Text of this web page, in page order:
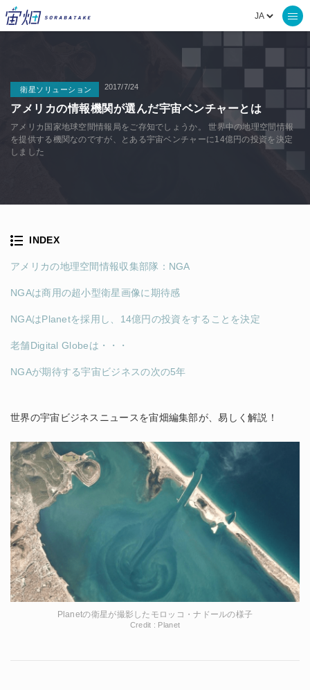
衛星ソリューション 2017/7/24
アメリカの情報機関が選んだ宇宙ベンチャーとは
アメリカ国家地球空間情報局をご存知でしょうか。 世界中の地理空間情報
を提供する機関なのですが、とある宇宙ベンチャーに14億円の投資を決定
しました
世界の宇宙ビジネスニュースを宙畑編集部が、易しく解説！
Planetの衛星が撮影したモロッコ・ナドールの様子
Credit : Planet
INDEX
アメリカの地理空間情報収集部隊：NGA
NGAは商用の超小型衛星画像に期待感
NGAはPlanetを採用し、14億円の投資をすることを決定
老舗Digital Globeは・・・
NGAが期待する宇宙ビジネスの次の5年